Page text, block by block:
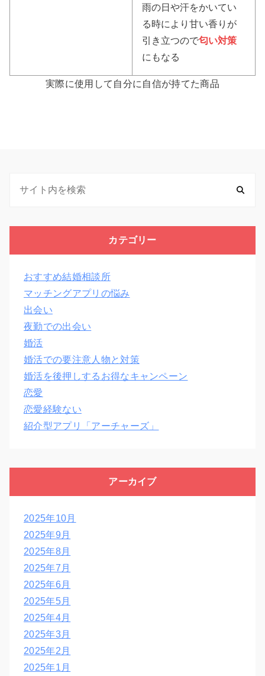
雨の日や汗をかいてい
る時により甘い香りが
引き立つので匂い対策
にもなる
実際に使用して自分に自信が持てた商品
カテゴリー
おすすめ結婚相談所
マッチングアプリの悩み
出会い
夜勤での出会い
婚活
婚活での要注意人物と対策
婚活を後押しするお得なキャンペーン
恋愛
恋愛経験ない
紹介型アプリ「アーチャーズ」
アーカイブ
2025年10月
2025年9月
2025年8月
2025年7月
2025年6月
2025年5月
2025年4月
2025年3月
2025年2月
2025年1月